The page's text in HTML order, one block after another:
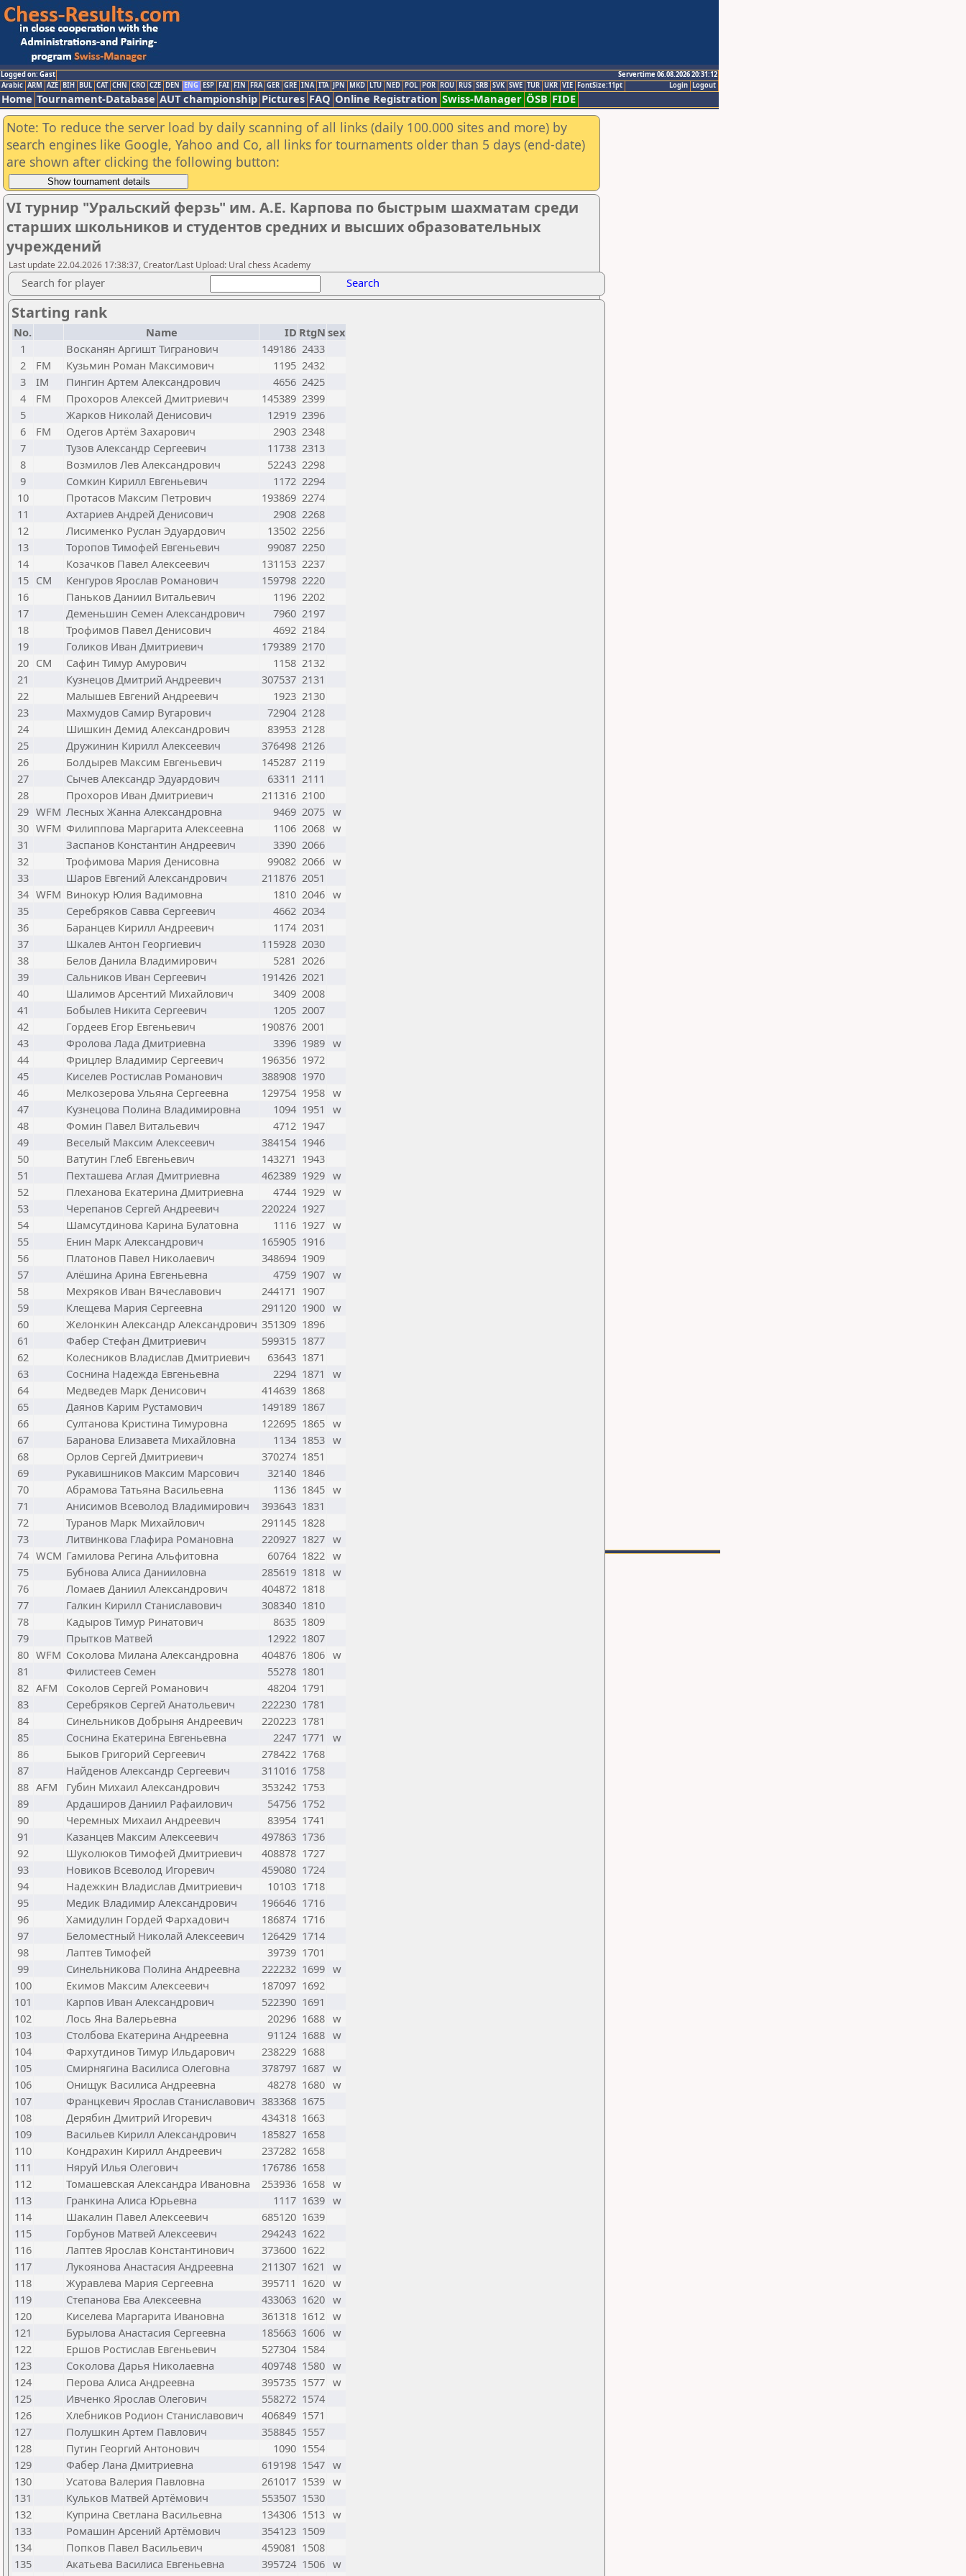
Logged on: Gast
Servertime 06.08.2026 20:31:12
Logout
Login
Arabic ARM AZE BIH BUL CAT CHN CRO CZE DEN ENG ESP FAI FIN FRA GER GRE INA ITA JPN MKD LTU NED POL POR ROU RUS SRB SVK SWE TUR UKR VIE FontSize:11pt
Home Tournament-Database AUT championship Pictures FAQ Online Registration Swiss-Manager ÖSB FIDE
Note: To reduce the server load by daily scanning of all links (daily 100.000 sites and more) by
search engines like Google, Yahoo and Co, all links for tournaments older than 5 days (end-date)
are shown after clicking the following button:
VI турнир "Уральский ферзь" им. А.Е. Карпова по быстрым шахматам среди
старших школьников и студентов средних и высших образовательных
учреждений
Last update 22.04.2026 17:38:37, Creator/Last Upload: Ural chess Academy
Search for player Search
Starting rank
No. Name ID RtgN sex
1
Восканян Аргишт Тигранович 149186 2433
2
FM Кузьмин Роман Максимович 1195 2432
3
IM Пингин Артем Александрович 4656 2425
4
FM Прохоров Алексей Дмитриевич 145389 2399
5
Жарков Николай Денисович 12919 2396
6
FM Одегов Артём Захарович 2903 2348
7
Тузов Александр Сергеевич 11738 2313
8
Возмилов Лев Александрович 52243 2298
9
Сомкин Кирилл Евгеньевич 1172 2294
10
Протасов Максим Петрович 193869 2274
11
Ахтариев Андрей Денисович 2908 2268
12
Лисименко Руслан Эдуардович 13502 2256
13
Торопов Тимофей Евгеньевич 99087 2250
14
Козачков Павел Алексеевич 131153 2237
15 CM Кенгуров Ярослав Романович 159798 2220
16
Паньков Даниил Витальевич 1196 2202
17
Деменьшин Семен Александрович 7960 2197
18
Трофимов Павел Денисович 4692 2184
19
Голиков Иван Дмитриевич 179389 2170
20 CM Сафин Тимур Амурович 1158 2132
21
Кузнецов Дмитрий Андреевич 307537 2131
22
Малышев Евгений Андреевич 1923 2130
23
Махмудов Самир Вугарович 72904 2128
24
Шишкин Демид Александрович 83953 2128
25
Дружинин Кирилл Алексеевич 376498 2126
26
Болдырев Максим Евгеньевич 145287 2119
27
Сычев Александр Эдуардович 63311 2111
28
Прохоров Иван Дмитриевич 211316 2100
29 WFM Лесных Жанна Александровна 9469 2075 w
30 WFM Филиппова Маргарита Алексеевна 1106 2068 w
31
Заспанов Константин Андреевич 3390 2066
32
Трофимова Мария Денисовна 99082 2066 w
33
Шаров Евгений Александрович 211876 2051
34 WFM Винокур Юлия Вадимовна 1810 2046 w
35
Серебряков Савва Сергеевич 4662 2034
36
Баранцев Кирилл Андреевич 1174 2031
37
Шкалев Антон Георгиевич 115928 2030
38
Белов Данила Владимирович 5281 2026
39
Сальников Иван Сергеевич 191426 2021
40
Шалимов Арсентий Михайлович 3409 2008
41
Бобылев Никита Сергеевич 1205 2007
42
Гордеев Егор Евгеньевич 190876 2001
43
Фролова Лада Дмитриевна 3396 1989 w
44
Фрицлер Владимир Сергеевич 196356 1972
45
Киселев Ростислав Романович 388908 1970
46
Мелкозерова Ульяна Сергеевна 129754 1958 w
47
Кузнецова Полина Владимировна 1094 1951
w
48
Фомин Павел Витальевич 4712 1947
49
Веселый Максим Алексеевич 384154 1946
50
Ватутин Глеб Евгеньевич 143271 1943
51
Пехташева Аглая Дмитриевна 462389 1929 w
52
Плеханова Екатерина Дмитриевна 4744 1929 w
53
Черепанов Сергей Андреевич 220224 1927
54
Шамсутдинова Карина Булатовна 1116 1927 w
55
Енин Марк Александрович 165905 1916
56
Платонов Павел Николаевич 348694 1909
57
Алёшина Арина Евгеньевна 4759 1907 w
58
Мехряков Иван Вячеславович 244171 1907
59
Клещева Мария Сергеевна 291120 1900 w
60
Желонкин Александр Александрович 351309 1896
61
Фабер Стефан Дмитриевич 599315 1877
62
Колесников Владислав Дмитриевич 63643 1871
63
Соснина Надежда Евгеньевна 2294 1871
w
64
Медведев Марк Денисович 414639 1868
65
Даянов Карим Рустамович 149189 1867
66
Султанова Кристина Тимуровна 122695 1865 w
67
Баранова Елизавета Михайловна 1134 1853 w
68
Орлов Сергей Дмитриевич 370274 1851
69
Рукавишников Максим Марсович 32140 1846
70
Абрамова Татьяна Васильевна 1136 1845 w
71
Анисимов Всеволод Владимирович 393643 1831
72
Туранов Марк Михайлович 291145 1828
73
Литвинкова Глафира Романовна 220927 1827 w
74 WCM Гамилова Регина Альфитовна 60764 1822 w
75
Бубнова Алиса Данииловна 285619 1818 w
76
Ломаев Даниил Александрович 404872 1818
77
Галкин Кирилл Станиславович 308340 1810
78
Кадыров Тимур Ринатович 8635 1809
79
Прытков Матвей 12922 1807
80 WFM Соколова Милана Александровна 404876 1806 w
81
Филистеев Семен 55278 1801
82 AFM Соколов Сергей Романович 48204 1791
83
Серебряков Сергей Анатольевич 222230 1781
84
Синельников Добрыня Андреевич 220223 1781
85
Соснина Екатерина Евгеньевна 2247 1771
w
86
Быков Григорий Сергеевич 278422 1768
87
Найденов Александр Сергеевич 311016 1758
88 AFM Губин Михаил Александрович 353242 1753
89
Ардаширов Даниил Рафаилович 54756 1752
90
Черемных Михаил Андреевич 83954 1741
91
Казанцев Максим Алексеевич 497863 1736
92
Шуколюков Тимофей Дмитриевич 408878 1727
93
Новиков Всеволод Игоревич 459080 1724
94
Надежкин Владислав Дмитриевич 10103 1718
95
Медик Владимир Александрович 196646 1716
96
Хамидулин Гордей Фархадович 186874 1716
97
Беломестный Николай Алексеевич 126429 1714
98
Лаптев Тимофей 39739 1701
99
Синельникова Полина Андреевна 222232 1699 w
100
Екимов Максим Алексеевич 187097 1692
101
Карпов Иван Александрович 522390 1691
102
Лось Яна Валерьевна 20296 1688 w
103
Столбова Екатерина Андреевна 91124 1688 w
104
Фархутдинов Тимур Ильдарович 238229 1688
105
Смирнягина Василиса Олеговна 378797 1687 w
106
Онищук Василиса Андреевна 48278 1680 w
107
Францкевич Ярослав Станиславович 383368 1675
108
Дерябин Дмитрий Игоревич 434318 1663
109
Васильев Кирилл Александрович 185827 1658
110
Кондрахин Кирилл Андреевич 237282 1658
111
Няруй Илья Олегович 176786 1658
112
Томашевская Александра Ивановна 253936 1658 w
113
Гранкина Алиса Юрьевна 1117 1639 w
114
Шакалин Павел Алексеевич 685120 1639
115
Горбунов Матвей Алексеевич 294243 1622
116
Лаптев Ярослав Константинович 373600 1622
117
Лукоянова Анастасия Андреевна 211307 1621
w
118
Журавлева Мария Сергеевна 395711 1620 w
119
Степанова Ева Алексеевна 433063 1620 w
120
Киселева Маргарита Ивановна 361318 1612 w
121
Бурылова Анастасия Сергеевна 185663 1606 w
122
Ершов Ростислав Евгеньевич 527304 1584
123
Соколова Дарья Николаевна 409748 1580 w
124
Перова Алиса Андреевна 395735 1577 w
125
Ивченко Ярослав Олегович 558272 1574
126
Хлебников Родион Станиславович 406849 1571
127
Полушкин Артем Павлович 358845 1557
128
Путин Георгий Антонович 1090 1554
129
Фабер Лана Дмитриевна 619198 1547 w
130
Усатова Валерия Павловна 261017 1539 w
131
Кульков Матвей Артёмович 553507 1530
132
Куприна Светлана Васильевна 134306 1513 w
133
Ромашин Арсений Артёмович 354123 1509
134
Попков Павел Васильевич 459081 1508
135
Акатьева Василиса Евгеньевна 395724 1506 w